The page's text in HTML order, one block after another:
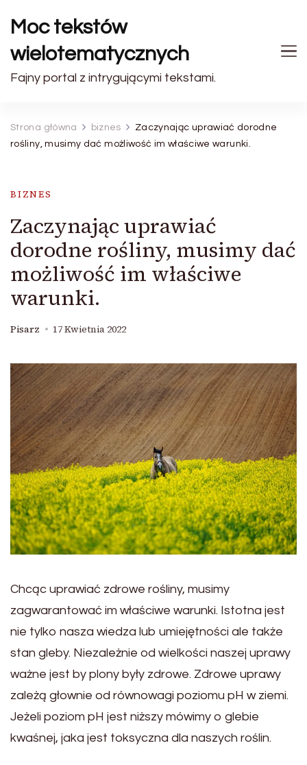
Moc tekstów
wielotematycznych
Fajny portal z intrygującymi tekstami.
Strona główna biznes
Zaczynając uprawiać dorodne
rośliny, musimy dać możliwość im właściwe warunki.
BIZNES
Zaczynając uprawiać
dorodne rośliny, musimy dać
możliwość im właściwe
warunki.
Pisarz 17 Kwietnia 2022
Chcąc uprawiać zdrowe rośliny, musimy
zagwarantować im właściwe warunki. Istotna jest
nie tylko nasza wiedza lub umiejętności ale także
stan gleby. Niezależnie od wielkości naszej uprawy
ważne jest by plony były zdrowe. Zdrowe uprawy
zależą głownie od równowagi poziomu pH w ziemi.
Jeżeli poziom pH jest niższy mówimy o glebie
kwaśnej, jaka jest toksyczna dla naszych roślin.